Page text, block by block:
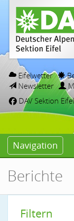
Eifelwetter
Newsletter
DAV Sektion Eifel
Navigation
Berichte
Filtern